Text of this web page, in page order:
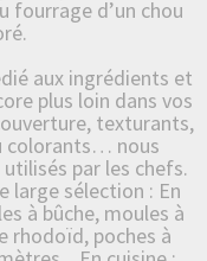
fourrage d’un chou
aux ingrédients et
plus loin dans vos
texturants,
colorants… nous
par les chefs.
large sélection : En
à bûche, moules à
rhodoïd, poches à